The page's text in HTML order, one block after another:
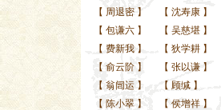
【 周退密 】 【 沈寿康 】
【 包谦六 】 【 吴慈堪 】
【 费新我 】 【 狄学耕 】
【 俞云阶 】 【 张以谦 】
【 翁闿运 】 【 顾缄 】
【 陈小翠 】 【 侯增祥 】